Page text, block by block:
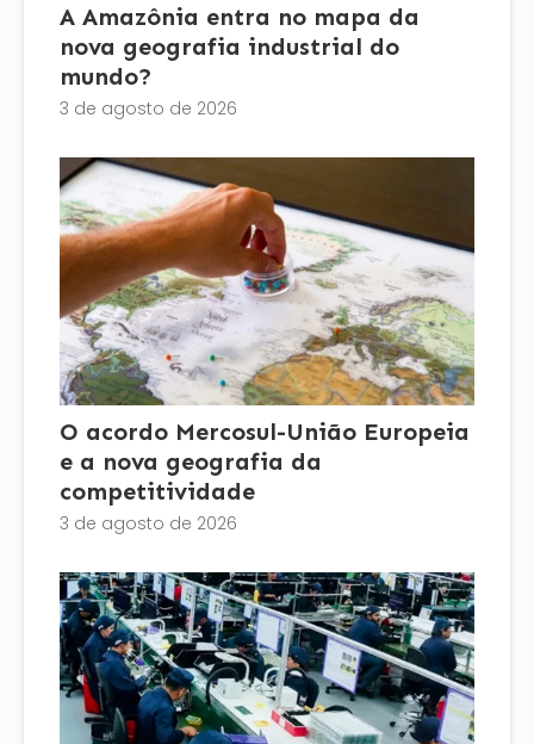
A Amazônia entra no mapa da
nova geografia industrial do
mundo?
3 de agosto de 2026
O acordo Mercosul-União Europeia
e a nova geografia da
competitividade
3 de agosto de 2026